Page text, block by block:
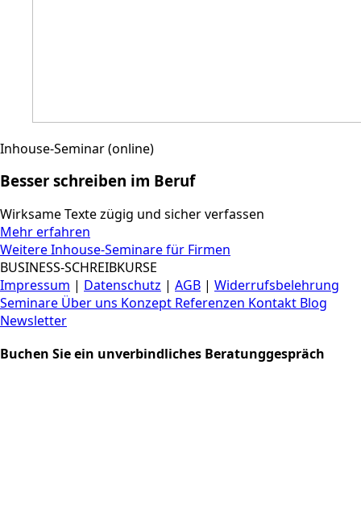
Inhouse-Seminar (online)
Besser schreiben im Beruf
Wirksame Texte zügig und sicher verfassen
Mehr erfahren
Weitere Inhouse-Seminare für Firmen
BUSINESS-SCHREIBKURSE
Impressum | Datenschutz | AGB | Widerrufsbelehrung
Seminare Über uns Konzept Referenzen Kontakt Blog
Newsletter
Buchen Sie ein unverbindliches Beratunggespräch